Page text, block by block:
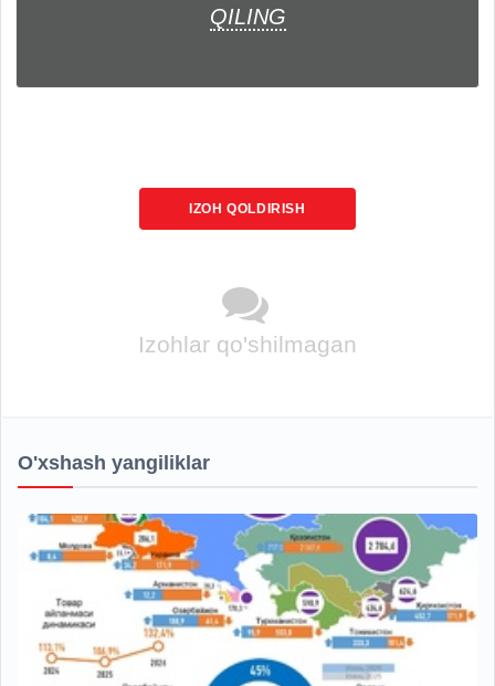
QILING
IZOH QOLDIRISH
Izohlar qo'shilmagan
O'xshash yangiliklar